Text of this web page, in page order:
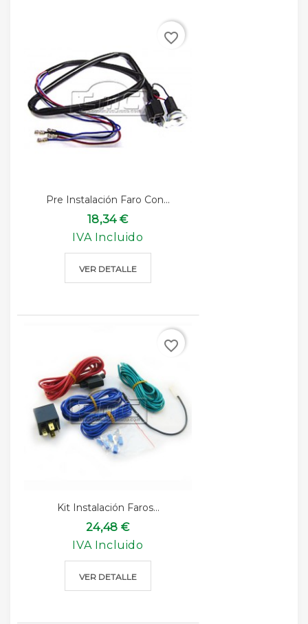
Pre Instalación Faro Con...
18,34 €
IVA Incluido
VER DETALLE
favorite_border
Kit Instalación Faros...
24,48 €
IVA Incluido
VER DETALLE
favorite_border